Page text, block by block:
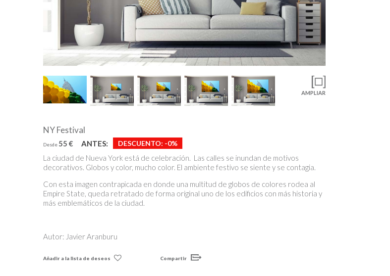
AMPLIAR
NY Festival
Desde 55 € ANTES: DESCUENTO: -0%
La ciudad de Nueva York está de celebración. Las calles se inundan de motivos
decorativos. Globos y color, mucho color. El ambiente festivo se siente y se contagia.
Con esta imagen contrapicada en donde una multitud de globos de colores rodea al
Empire State, queda retratado de forma original uno de los edificios con más historia y
más emblemáticos de la ciudad.
Autor: Javier Aranburu
Añadir a la lista de deseos Compartir